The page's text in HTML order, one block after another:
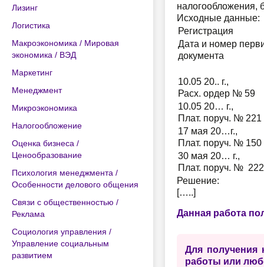
Лизинг
Логистика
Макроэкономика / Мировая
экономика / ВЭД
Маркетинг
Менеджмент
Микроэкономика
Налогообложение
Оценка бизнеса /
Ценообразование
Психология менеджмента /
Особенности делового общения
Связи с общественностью /
Реклама
Социология управления /
Управление социальным
развитием
налогообложения,
Исходные данные:
Регистрация
Дата и номер
документа
10.05 20.. г.,
Расх. ордер № 59
10.05 20… г.,
Плат. поруч. № 221
17 мая 20…г.,
Плат. поруч. № 150
30 мая 20… г.,
Плат. поруч. № 222
Решение:
[…..]
Данная работа
Для получения
работы или